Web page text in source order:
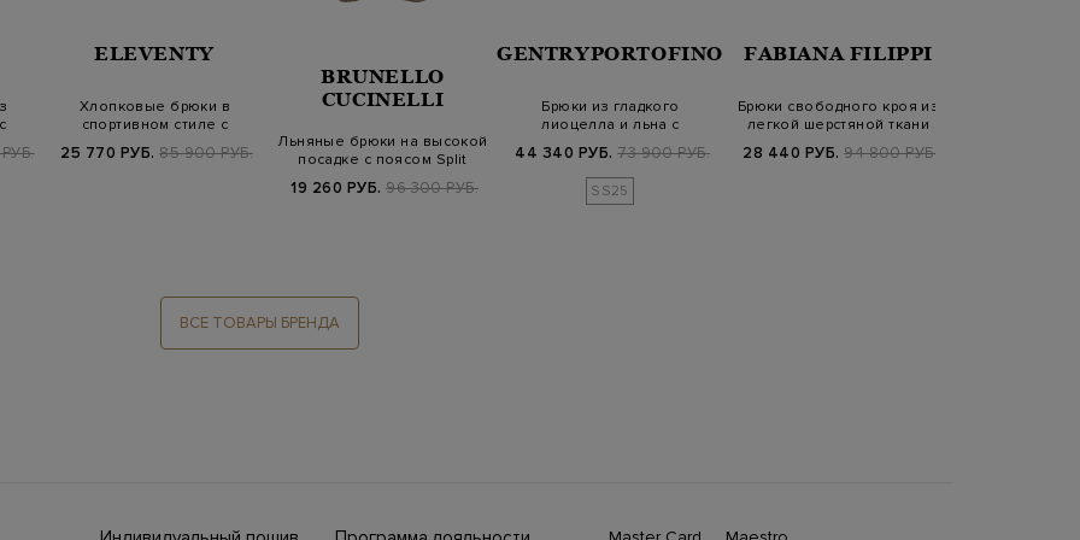
ELEVENTY
Хлопковые брюки в
спортивном стиле с
25 770 РУБ. 85 900 РУБ.
BRUNELLO
CUCINELLI
Льняные брюки на высокой
посадке с поясом Split
19 260 РУБ. 96 300 РУБ.
GENTRYPORTOFINO
Брюки из гладкого
лиоцелла и льна с
44 340 РУБ. 73 900 РУБ.
SS25
FABIANA FILIPPI
Брюки свободного кроя из
легкой шерстяной ткани
28 440 РУБ. 94 800 РУБ.
ВСЕ ТОВАРЫ БРЕНДА